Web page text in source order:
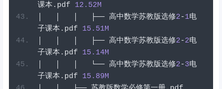
课本 . pdf 12.52M
├── 高中数学苏教版选修2-1电
子课本 . pdf 15.51M
├── 高中数学苏教版选修2-2电
子课本 . pdf 15.14M
└── 高中数学苏教版选修2-3电
子课本 . pdf 15.89M